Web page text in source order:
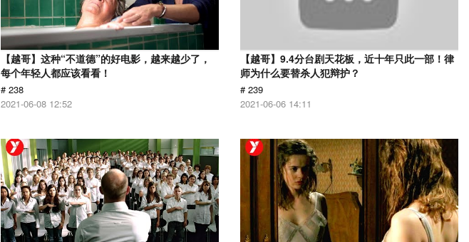
【越哥】这种“不道德”的好电影，越来越少了，
每个年轻人都应该看看！
# 238
2021-06-08 12:52
【越哥】9.4分台剧天花板，近十年只此一部！律
师为什么要替杀人犯辩护？
# 239
2021-06-06 14:11